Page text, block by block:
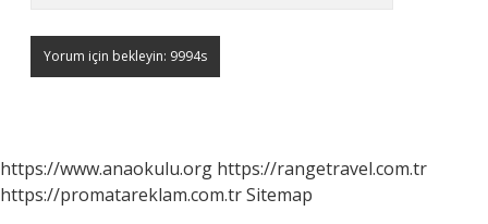
https://www.anaokulu.org https://rangetravel.com.tr
https://promatareklam.com.trSitemap